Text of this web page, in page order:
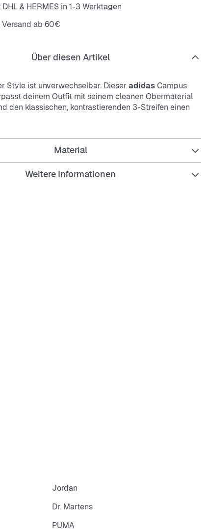
& HERMES in 1-3 Werktagen
Versand ab 60€
Über diesen Artikel
Style ist unverwechselbar. DieseradidasCampus
deinem Outfit mit seinem cleanen Obermaterial
den klassischen, kontrastierenden 3-Streifen einen
haben die Skate-Ära der 2000er mit neuen
und bringen einen authentischen,
Look in deinen Alltag.
Material
Weitere Informationen
Jordan
Dr. Martens
PUMA